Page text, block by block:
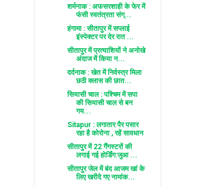
शर्मनाक : अफसरशाही के फेर में
फंसी स्वतंत्रता संग्...
हंगामा : सीतापुर में सप्लाई
इंस्पेक्टर पर देर रात ...
सीतापुर में प्रत्याशियों ने अनोखे
अंदाज में किया न...
दर्दनाक : खेत में निर्वस्त्र मिला
छठी क्लास की छात...
सियासी चाल : पश्चिम में सपा
की सियासी चाल से बन
गय...
Sitapur : लगातार पैर पसार
रहा है कोरोना , रहें सावधान
सीतापुर में 22 गैंगस्टरों की
लगाई गई होर्डिंग:जुआ ...
सीतापुर जेल में बंद आजम खां के
लिए खरीदे गए नामांक...